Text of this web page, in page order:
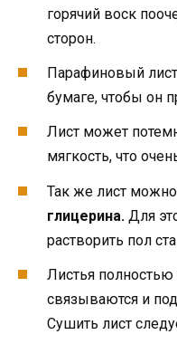
горячий воск
сторон.
Парафиновый лист
бумаге, чтобы он
Лист может
мягкость, что
Так же лист можно
глицерина. Для
растворить пол
Листья полностью
связываются и
Сушить лист